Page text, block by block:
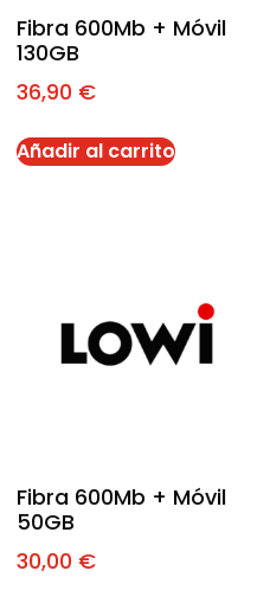
Fibra 600Mb + Móvil
130GB
36,90 €
Añadir al carrito
Fibra 600Mb + Móvil
50GB
30,00 €